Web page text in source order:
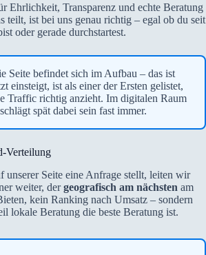
Ehrlichkeit, Transparenz und echte Beratung
teilt, ist bei uns genau richtig – egal ob du seit
oder gerade durchstartest.
Seite befindet sich im Aufbau – das ist
einsteigt, ist als einer der Ersten gelistet,
Traffic richtig anzieht. Im digitalen Raum
spät dabei sein fast immer.
Verteilung
unserer Seite eine Anfrage stellt, leiten wir
weiter, dergeografisch am nächsten am
kein Ranking nach Umsatz – sondern
lokale Beratung die beste Beratung ist.